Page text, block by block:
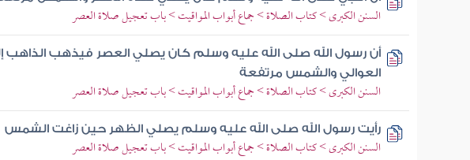
السنن الكبرى > كتاب الصلاة > جماع أبواب المواقيت > باب تعجيل صلاة العصر
أن رسول الله صلى الله عليه وسلم كان يصلي العصر فيذهب الذاهب
العوالي والشمس مرتفعة
السنن الكبرى > كتاب الصلاة > جماع أبواب المواقيت > باب تعجيل صلاة العصر
رأيت رسول الله صلى الله عليه وسلم يصلي الظهر حين زاغت الشمس
السنن الكبرى > كتاب الصلاة > جماع أبواب المواقيت > باب تعجيل صلاة العصر